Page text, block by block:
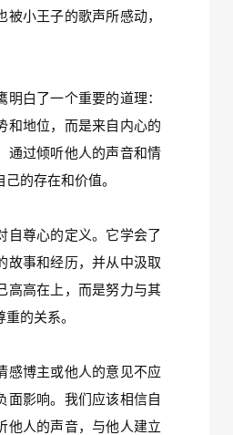
小王子的歌声所感动，
白了一个重要的道理：
和地位，而是来自内心的
通过倾听他人的声音和情
的存在和价值。
自尊心的定义。它学会了
故事和经历，并从中汲取
高高在上，而是努力与其
的关系。
感博主或他人的意见不应
面影响。我们应该相信自
他人的声音，与他人建立